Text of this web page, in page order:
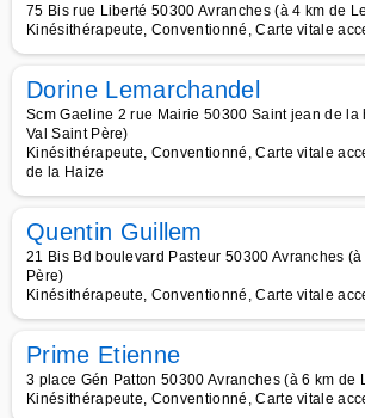
75 Bis rue Liberté 50300 Avranches (à 4 km de
Kinésithérapeute, Conventionné, Carte vitale
Dorine Lemarchandel
Scm Gaeline 2 rue Mairie 50300 Saint jean de la
Val Saint Père)
Kinésithérapeute, Conventionné, Carte vitale
de la Haize
Quentin Guillem
21 Bis Bd boulevard Pasteur 50300 Avranches
Père)
Kinésithérapeute, Conventionné, Carte vitale
Prime Etienne
3 place Gén Patton 50300 Avranches (à 6 km de
Kinésithérapeute, Conventionné, Carte vitale